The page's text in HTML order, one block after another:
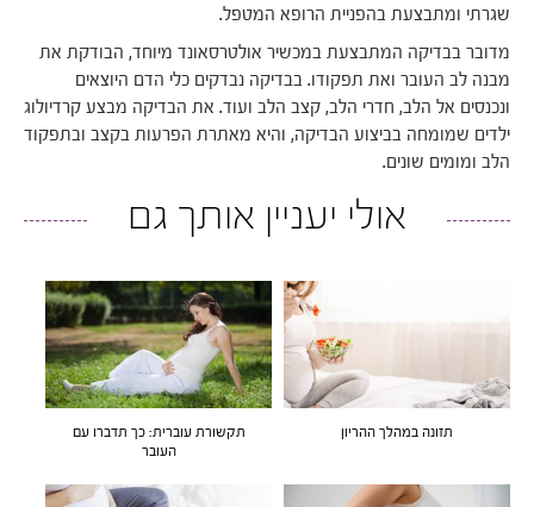
שגרתי ומתבצעת בהפניית הרופא המטפל.
מדובר בבדיקה המתבצעת במכשיר אולטרסאונד מיוחד, הבודקת את
מבנה לב העובר ואת תפקודו. בבדיקה נבדקים כלי הדם היוצאים
ונכנסים אל הלב, חדרי הלב, קצב הלב ועוד. את הבדיקה מבצע קרדיולוג
ילדים שמומחה בביצוע הבדיקה, והיא מאתרת הפרעות בקצב ובתפקוד
הלב ומומים שונים.
אולי יעניין אותך גם
תזונה במהלך ההריון
תקשורת עוברית: כך תדברו עם
העובר